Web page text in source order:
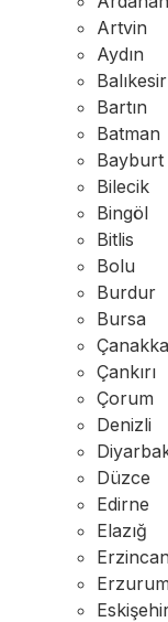
Artvin
Aydın
Balıkesir
Bartın
Batman
Bayburt
Bilecik
Bingöl
Bitlis
Bolu
Burdur
Bursa
Çankırı
Çorum
Denizli
Düzce
Edirne
Elazığ
Erzincan
Erzurum